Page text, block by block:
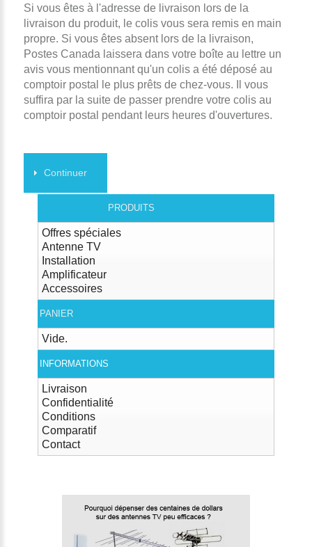
Si vous êtes à l'adresse de livraison lors de la
livraison du produit, le colis vous sera remis en main
propre. Si vous êtes absent lors de la livraison,
Postes Canada laissera dans votre boîte au lettre un
avis vous mentionnant qu'un colis a été déposé au
comptoir postal le plus prêts de chez-vous. Il vous
suffira par la suite de passer prendre votre colis au
comptoir postal pendant leurs heures d'ouvertures.
Continuer
PRODUITS
Offres spéciales
Antenne TV
Installation
Amplificateur
Accessoires
PANIER
Vide.
INFORMATIONS
Livraison
Confidentialité
Conditions
Comparatif
Contact